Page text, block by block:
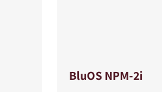
BluOS NPM-2i